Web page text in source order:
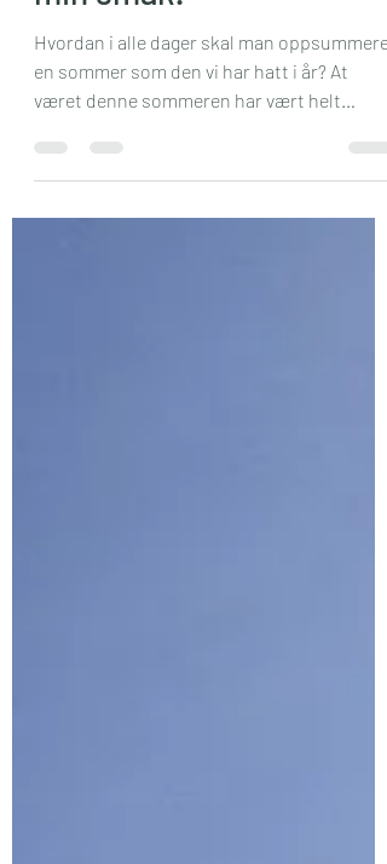
1. aug. 2013
3 min lesing
En sommer helt etter
min smak!
Hvordan i alle dager skal man oppsummere
en sommer som den vi har hatt i år? At
været denne sommeren har vært helt